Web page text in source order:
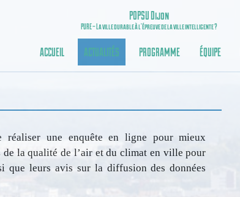
POPSU Dijon
PURE – La ville durable à l’épreuve de la ville intelligente ?
ACCUEIL ACTUALITÉS PROGRAMME ÉQUIPE
réaliser une enquête en ligne pour mieux
de la qualité de l’air et du climat en ville pour
que leurs avis sur la diffusion des données